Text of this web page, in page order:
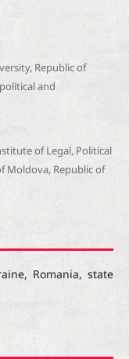
Republic of
and
of Legal, Political
Moldova, Republic of
Romania, state